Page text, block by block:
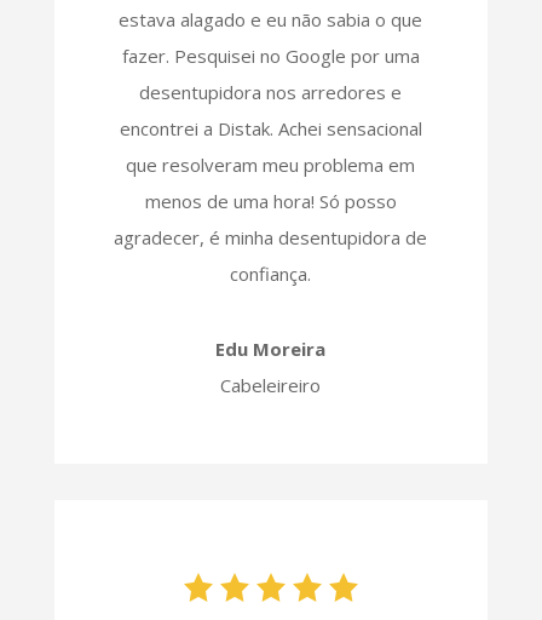
estava alagado e eu não sabia o que
fazer. Pesquisei no Google por uma
desentupidora nos arredores e
encontrei a Distak. Achei sensacional
que resolveram meu problema em
menos de uma hora! Só posso
agradecer, é minha desentupidora de
confiança.
Edu Moreira
Cabeleireiro